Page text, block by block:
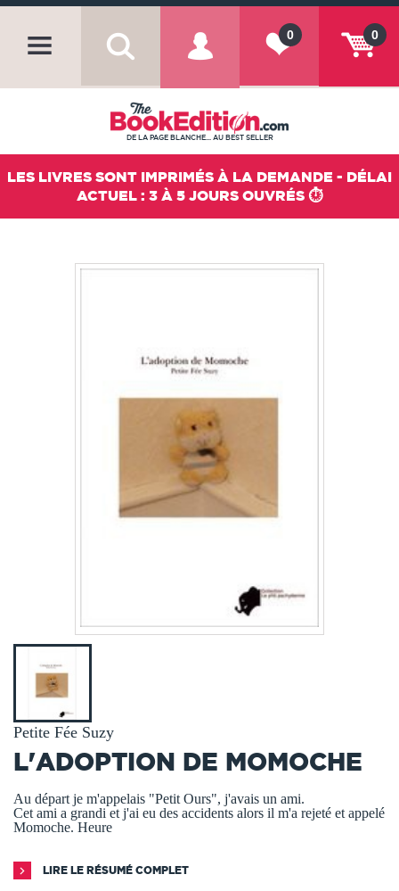
0
0
DE LA PAGE BLANCHE... AU BEST SELLER
LES LIVRES SONT IMPRIMÉS À LA DEMANDE - DÉLAI
ACTUEL : 3 À 5 JOURS OUVRÉS ⏱️
Petite Fée Suzy
L'ADOPTION DE MOMOCHE
Au départ je m'appelais "Petit Ours", j'avais un ami.
Cet ami a grandi et j'ai eu des accidents alors il m'a rejeté et appelé
Momoche. Heure
LIRE LE RÉSUMÉ COMPLET